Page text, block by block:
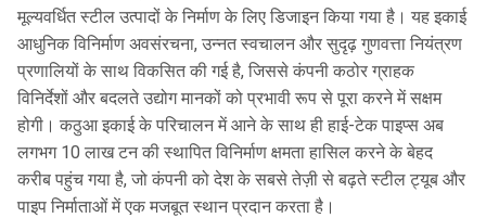
मूल्यवर्धित स्टील उत्पादों के निर्माण के लिए डिजाइन किया गया है। यह इकाई
आधुनिक विनिर्माण अवसंरचना, उन्नत स्वचालन और सुदृढ़ गुणवत्ता नियंत्रण
प्रणालियों के साथ विकसित की गई है, जिससे कंपनी कठोर ग्राहक
विनिर्देशों और बदलते उद्योग मानकों को प्रभावी रूप से पूरा करने में सक्षम
होगी। कठुआ इकाई के परिचालन में आने के साथ ही हाई-टेक पाइप्स अब
लगभग 10 लाख टन की स्थापित विनिर्माण क्षमता हासिल करने के बेहद
करीब पहुंच गया है, जो कंपनी को देश के सबसे तेज़ी से बढ़ते स्टील ट्यूब और
पाइप निर्माताओं में एक मजबूत स्थान प्रदान करता है।